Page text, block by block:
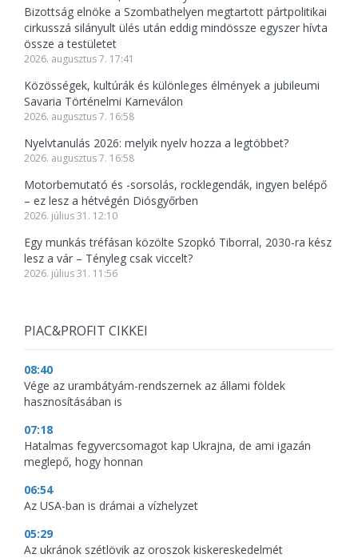
Bizottság elnöke a Szombathelyen megtartott pártpolitikai
cirkusszá silányult ülés után eddig mindössze egyszer hívta
össze a testületet
2026. augusztus 7. 17:41
Közösségek, kultúrák és különleges élmények a jubileumi
Savaria Történelmi Karneválon
2026. augusztus 7. 16:58
Nyelvtanulás 2026: melyik nyelv hozza a legtöbbet?
2026. augusztus 7. 16:58
Motorbemutató és -sorsolás, rocklegendák, ingyen belépő
– ez lesz a hétvégén Diósgyőrben
2026. július 31. 12:10
Egy munkás tréfásan közölte Szopkó Tiborral, 2030-ra kész
lesz a vár – Tényleg csak viccelt?
2026. július 31. 11:56
PIAC&PROFIT CIKKEI
08:40
Vége az urambátyám-rendszernek az állami földek
hasznosításában is
07:18
Hatalmas fegyvercsomagot kap Ukrajna, de ami igazán
meglepő, hogy honnan
06:54
Az USA-ban is drámai a vízhelyzet
05:29
Az ukránok szétlövik az oroszok kiskereskedelmét